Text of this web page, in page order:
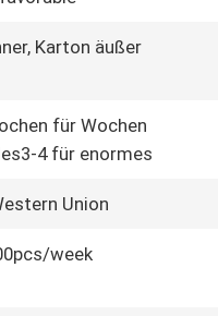
Karton äußer
für Wochen
4 für enormes
Union
week